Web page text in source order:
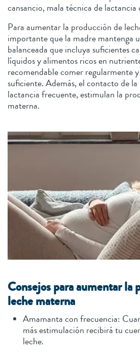
cansancio, mala técnica de lactancia
Para aumentar la producción de
importante que la madre mantenga
balanceada que incluya suficientes
líquidos y alimentos ricos en
recomendable comer regularmente
suficiente. Además, el contacto de
lactancia frecuente, estimulan la
materna.
Consejos para aumentar la
leche materna
Amamanta con frecuencia:
más estimulación recibirá tu
leche.